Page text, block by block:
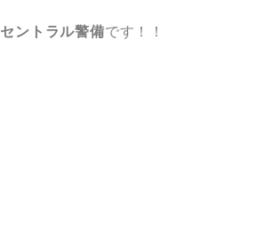
セントラル警備です！！